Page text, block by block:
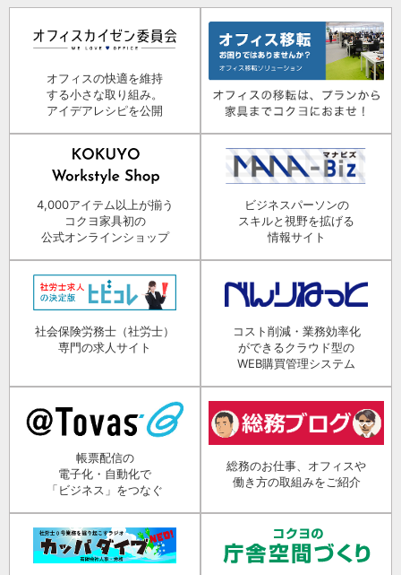
オフィスの快適を維持
する小さな取り組み。
アイデアレシピを公開
4,000アイテム以上が揃う
コクヨ家具初の
公式オンラインショップ
ビジネスパーソンの
スキルと視野を拡げる
情報サイト
社会保険労務士（社労士）
専門の求人サイト
コスト削減・業務効率化
ができるクラウド型の
WEB購買管理システム
帳票配信の
電子化・自動化で
「ビジネス」をつなぐ
総務のお仕事、オフィスや
働き方の取組みをご紹介